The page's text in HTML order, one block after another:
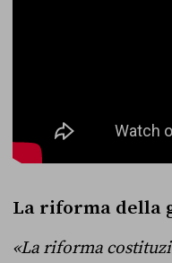
La riforma della
«La riforma